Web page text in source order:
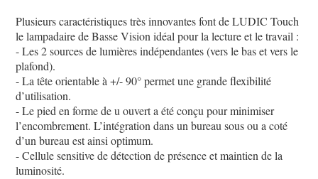
Plusieurs caractéristiques très innovantes font de LUDIC Touch
le lampadaire de Basse Vision idéal pour la lecture et le travail :
- Les 2 sources de lumières indépendantes (vers le bas et vers le
plafond).
- La tête orientable à +/- 90° permet une grande flexibilité
d’utilisation.
- Le pied en forme de u ouvert a été conçu pour minimiser
l’encombrement. L’intégration dans un bureau sous ou a coté
d’un bureau est ainsi optimum.
- Cellule sensitive de détection de présence et maintien de la
luminosité.